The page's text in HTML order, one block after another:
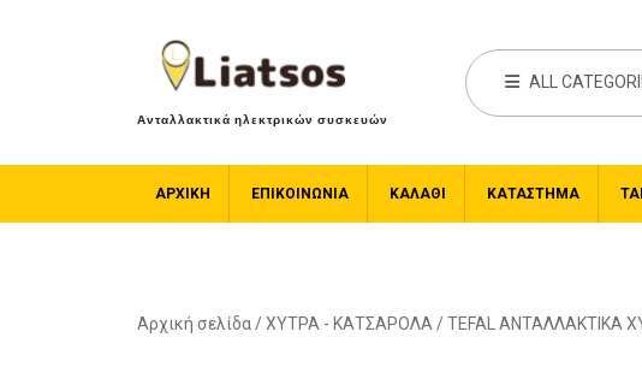
Ανταλλακτικά ηλεκτρικών συσκευών
ALL
ΑΡΧΙΚΉ ΕΠΙΚΟΙΝΩΝΙΑ ΚΑΛΆΘΙ ΚΑΤΆΣΤΗΜΑ
Αρχική σελίδα /ΧΥΤΡΑ - ΚΑΤΣΑΡΟΛΑ /TEFAL ΑΝΤΑΛΛΑΚΤΙΚΑ